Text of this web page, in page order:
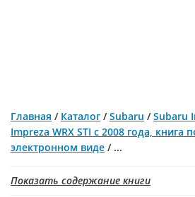
Главная / Каталог /Subaru /Subaru
Impreza WRX STI с 2008 года, книга
электронном виде / ...
Показать содержание книги